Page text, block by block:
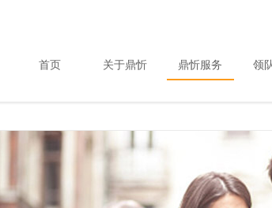
首页 关于鼎忻 鼎忻服务 领